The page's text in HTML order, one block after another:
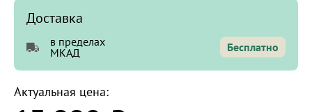
Актуальная цена:
Доставка
в пределах
МКАД
Бесплатно